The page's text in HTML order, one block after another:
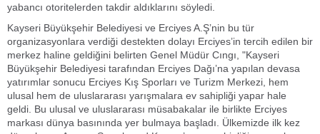
yabancı otoritelerden takdir aldıklarını söyledi.
Kayseri Büyükşehir Belediyesi ve Erciyes A.Ş’nin bu tür
organizasyonlara verdiği destekten dolayı Erciyes’in tercih edilen bir
merkez haline geldiğini belirten Genel Müdür Cıngı, "Kayseri
Büyükşehir Belediyesi tarafından Erciyes Dağı’na yapılan devasa
yatırımlar sonucu Erciyes Kış Sporları ve Turizm Merkezi, hem
ulusal hem de uluslararası yarışmalara ev sahipliği yapar hale
geldi. Bu ulusal ve uluslararası müsabakalar ile birlikte Erciyes
markası dünya basınında yer bulmaya başladı. Ülkemizde ilk kez